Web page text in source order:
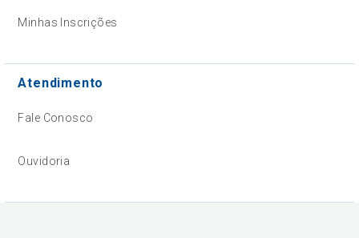
Minhas Inscrições
Atendimento
Fale Conosco
Ouvidoria